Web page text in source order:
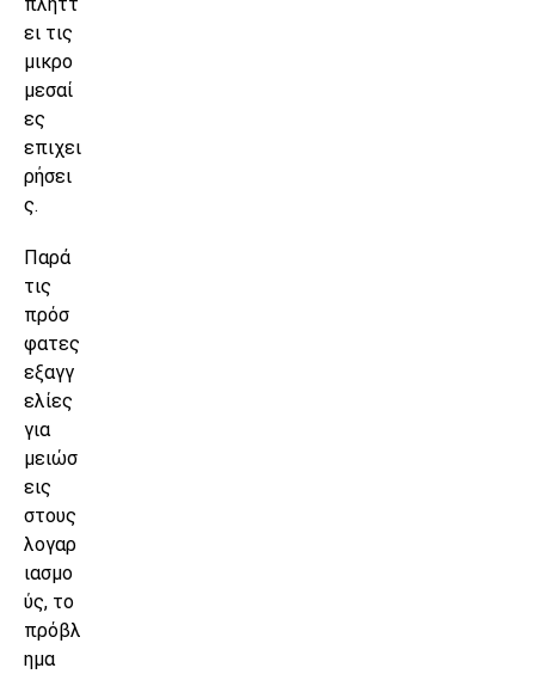
ει τις
μικρο
μεσαί
ες
επιχει
ρήσει
ς.
Παρά
τις
πρόσ
φατες
εξαγγ
ελίες
για
μειώσ
εις
στους
λογαρ
ιασμο
ύς, το
πρόβλ
ημα